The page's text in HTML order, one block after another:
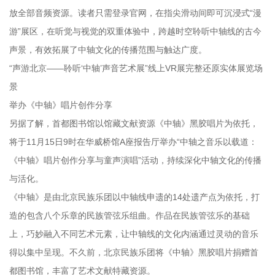
放全部音频资源。读者只需登录官网，在指尖滑动间即可沉浸式“漫
游”展区，在听觉与视觉的双重体验中，跨越时空聆听中轴线的古今
声景，有效拓展了中轴文化的传播范围与触达广度。
“声游北京——聆听‘中轴’声音艺术展”线上VR展完整还原实体展览场
景
举办《中轴》唱片创作分享
另据了解，首都图书馆以馆藏文献资源《中轴》黑胶唱片为依托，
将于11月15日9时在华威桥馆A座报告厅举办“中轴之音乐以载道：
《中轴》唱片创作分享与童声演唱”活动，持续深化中轴文化的传播
与活化。
《中轴》是由北京民族乐团以中轴线申遗的14处遗产点为依托，打
造的包含八个乐章的民族管弦乐组曲。作品在民族管弦乐的基础
上，巧妙融入不同艺术元素，让中轴线的文化内涵通过灵动的音乐
得以集中呈现。不久前，北京民族乐团将《中轴》黑胶唱片捐赠首
都图书馆，丰富了艺术文献特藏资源。